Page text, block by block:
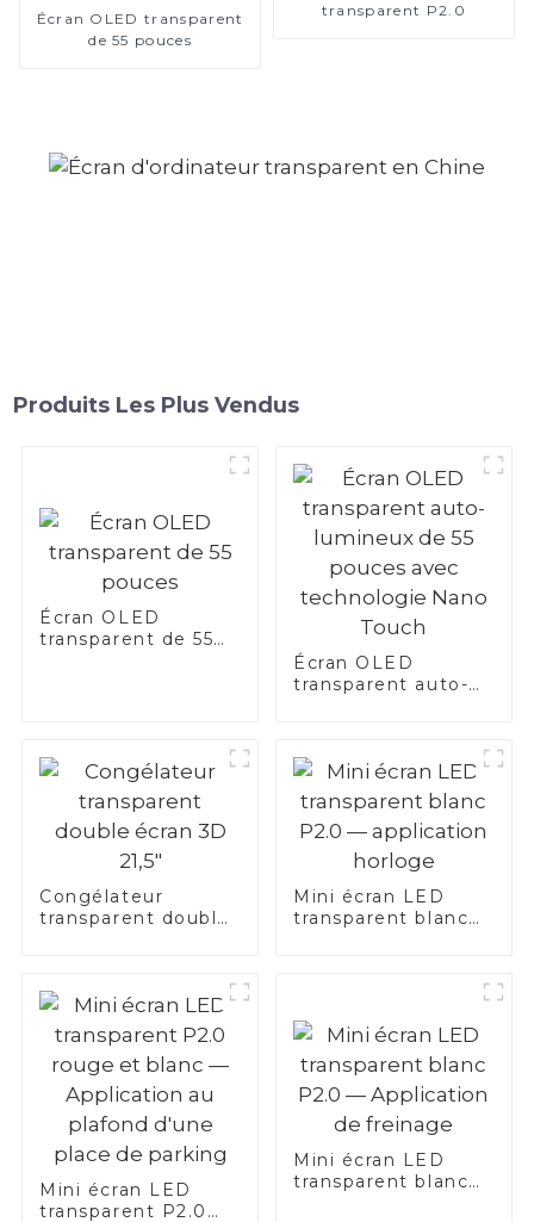
Écran OLED transparent
de 55 pouces
transparent P2.0
Produits Les Plus Vendus
Écran OLED
transparent de 55
Écran OLED
transparent auto-
Touch
Congélateur
transparent double
Mini écran LED
transparent blanc
Mini écran LED
transparent P2.0
Mini écran LED
transparent blanc